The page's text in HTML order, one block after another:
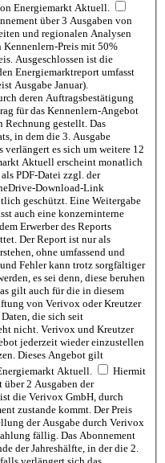
Energiemarkt Aktuell.
über 3 Ausgaben von
und regionalen Analysen
Kennenlern-Preis mit 50%
Ausgeschlossen ist die
Energiemarktreport umfasst
Ausgabe Januar).
deren Auftragsbestätigung
für das Kennenlern-Angebot
gestellt. Das
in dem die 3. Ausgabe
es sich um weitere 12
Aktuell erscheint monatlich
PDF-Datei zzgl. der
Download-Link
geschützt. Eine Weitergabe
auch eine konzerninterne
Erwerber des Reports
Der Report ist nur als
ohne umfassend und
Fehler kann trotz sorgfältiger
es sei denn, diese beruhen
gilt auch für die in diesem
von Verivox oder Kreutzer
die sich seit
nicht. Verivox und Kreutzer
jederzeit wieder einzustellen
Dieses Angebot gilt
Aktuell.
Hiermit
2 Ausgaben der
die Verivox GmbH, durch
zustande kommt. Der Preis
der Ausgabe durch Verivox
fällig. Das Abonnement
der Jahreshälfte, in der die 2.